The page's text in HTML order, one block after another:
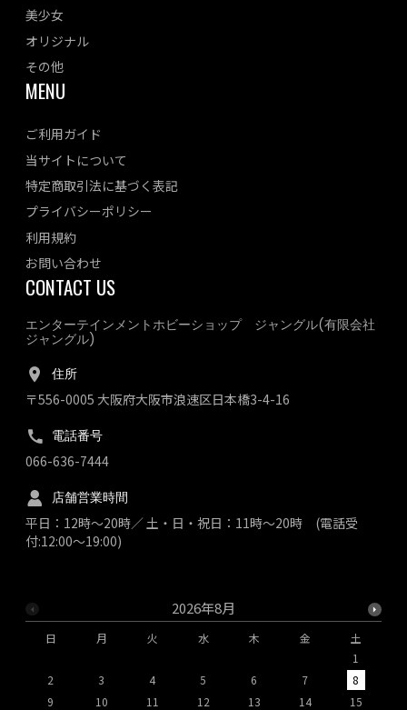
2026年8月
日 月 火 水 木 金
土
1
2
3 4 5 6 7
8
9
10 11 12 13 14 15
美少女
オリジナル
その他
MENU
ご利用ガイド
当サイトについて
特定商取引法に基づく表記
プライバシーポリシー
利用規約
お問い合わせ
CONTACT US
エンターテインメントホビーショップ ジャングル(有限会社
ジャングル)
住所
〒556-0005 大阪府大阪市浪速区日本橋3-4-16
電話番号
066-636-7444
店舗営業時間
平日：12時～20時／ 土・日・祝日：11時～20時 (電話受
付:12:00～19:00)